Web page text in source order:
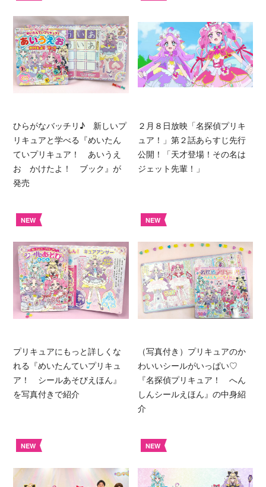
ひらがなバッチリ♪ 新しいプ
リキュアと学べる『めいたん
ていプリキュア！ あいうえ
お かけたよ！ ブック』が
発売
２月８日放映「名探偵プリキ
ュア！」第２話あらすじ先行
公開！「天才登場！その名は
ジェット先輩！」
NEW
プリキュアにもっと詳しくな
れる『めいたんていプリキュ
ア！ シールあそびえほん』
を写真付きで紹介
NEW
（写真付き）プリキュアのか
わいいシールがいっぱい♡
『名探偵プリキュア！ へん
しんシールえほん』の中身紹
介
NEW NEW